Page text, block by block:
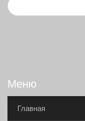
Меню
Главная